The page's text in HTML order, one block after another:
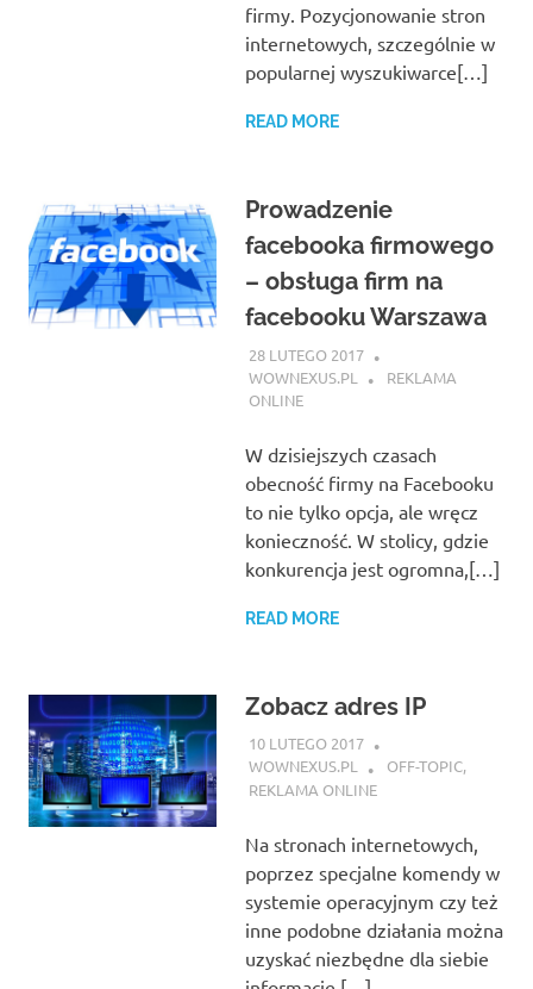
firmy. Pozycjonowanie stron
internetowych, szczególnie w
popularnej wyszukiwarce[…]
READ MORE
Prowadzenie
facebooka firmowego
– obsługa firm na
facebooku Warszawa
28 LUTEGO 2017
WOWNEXUS.PL
REKLAMA
ONLINE
W dzisiejszych czasach
obecność firmy na Facebooku
to nie tylko opcja, ale wręcz
konieczność. W stolicy, gdzie
konkurencja jest ogromna,[…]
READ MORE
Zobacz adres IP
10 LUTEGO 2017
WOWNEXUS.PL
OFF-TOPIC,
REKLAMA ONLINE
Na stronach internetowych,
poprzez specjalne komendy w
systemie operacyjnym czy też
inne podobne działania można
uzyskać niezbędne dla siebie